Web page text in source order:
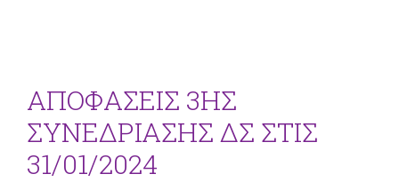
ΑΠΟΦΑΣΕΙΣ 3ΗΣ
ΣΥΝΕΔΡΙΑΣΗΣ ΔΣ ΣΤΙΣ
31/01/2024